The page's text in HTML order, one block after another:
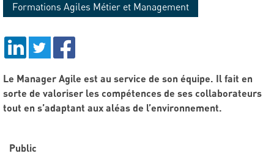
Formations Agiles Métier et Management
Le Manager Agile est au service de son équipe. Il fait en
sorte de valoriser les compétences de ses collaborateurs
tout en s’adaptant aux aléas de l’environnement.
Public